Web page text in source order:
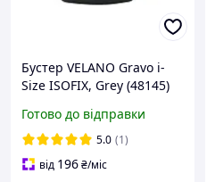
Бустер VELANO Gravo i-
Size ISOFIX, Grey (48145)
Готово до відправки
5.0 (1)
від 196₴/міс